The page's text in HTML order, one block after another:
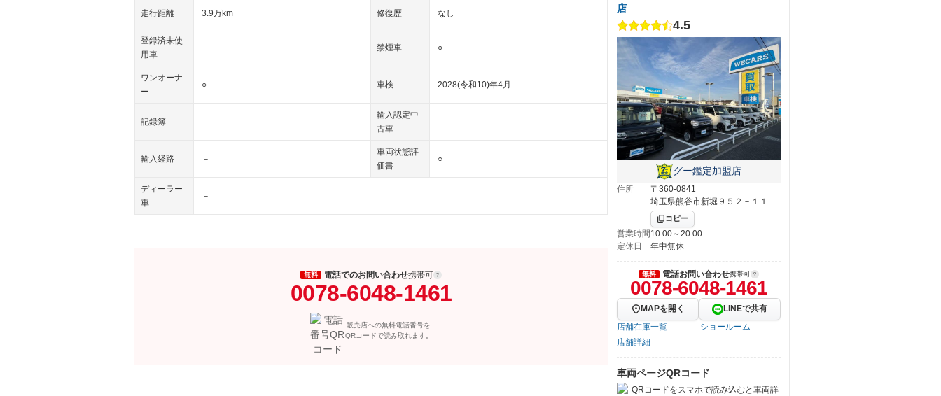
走行距離 3.9万km 修復歴 なし
登録済未使
用車
－ 禁煙車 ○
ワンオーナ
ー
○ 車検 2028(令和10)年4月
記録簿 －
輸入認定中
古車
－
輸入経路 －
車両状態評
価書
○
ディーラー
車
－
無料 電話でのお問い合わせ携帯可
0078-6048-1461
販売店への無料電話番号を
QRコードで読み取れます。
店
4.5
グー鑑定加盟店
住所
〒360-0841
埼玉県熊谷市新堀９５２－１１
コピー
営業時間10:00～20:00
定休日
年中無休
無料 電話お問い合わせ携帯可
0078-6048-1461
MAPを開く
LINEで共有
店舗在庫一覧
ショールーム
店舗詳細
車両ページQRコード
QRコードをスマホで読み込むと車両詳